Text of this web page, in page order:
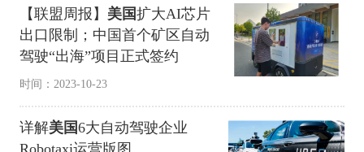
【联盟周报】 美国扩大AI芯片
出口限制；中国首个矿区自动
驾驶“出海”项目正式签约
时间：2023-10-23
详解美国6大自动驾驶企业